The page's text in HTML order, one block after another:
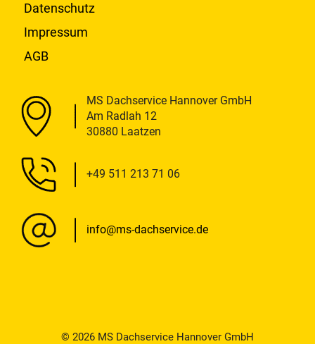
Datenschutz
Impressum
AGB
MS Dachservice Hannover GmbH
Am Radlah 12
30880 Laatzen
+49 511 213 71 06
info@ms-dachservice.de
© 2026 MS Dachservice Hannover GmbH